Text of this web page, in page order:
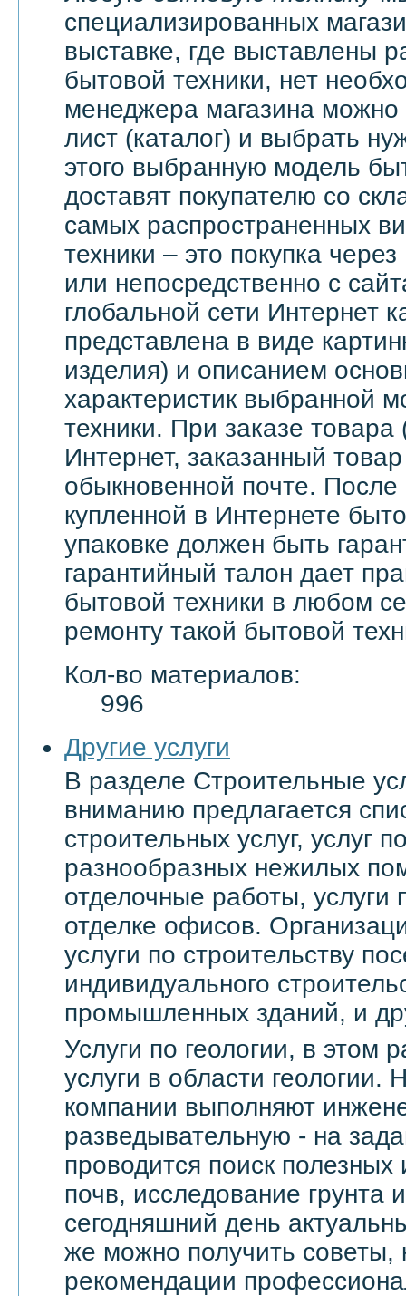
специализированных
выставке, где выставлены
бытовой техники, нет
менеджера магазина можно
лист (каталог) и выбрать
этого выбранную модель
доставят покупателю со
самых распространенных
техники – это покупка
или непосредственно с
глобальной сети Интернет
представлена в виде
изделия) и описанием
характеристик выбранной
техники. При заказе товара
Интернет, заказанный
обыкновенной почте. После
купленной в Интернете
упаковке должен быть
гарантийный талон дает
бытовой техники в любом
ремонту такой бытовой
Кол-во материалов:
996
Другие услуги
В разделе Строительные
вниманию предлагается
строительных услуг, услуг
разнообразных нежилых
отделочные работы, услуги
отделке офисов.
услуги по строительству
индивидуального
промышленных зданий, и
Услуги по геологии, в этом
услуги в области
компании выполняют
разведывательную - на
проводится поиск
почв, исследование грунта
сегодняшний день
же можно получить советы,
рекомендации